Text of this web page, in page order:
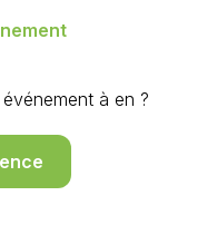
à en ?